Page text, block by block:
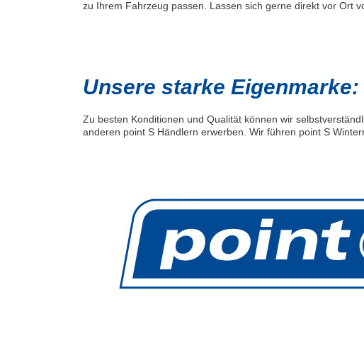
zu Ihrem Fahrzeug passen. Lassen sich gerne direkt vor Ort
Unsere starke
Zu besten Konditionen und Qualität können wir
anderen point S Händlern erwerben. Wir führen point S